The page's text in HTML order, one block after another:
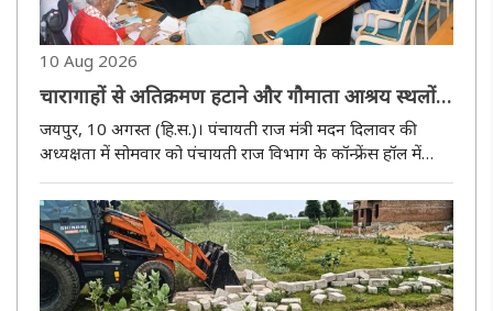
10 Aug 2026
चारागाहों से अतिक्रमण हटाने और गौमाता आश्रय स्थलों
के कार्य पूर्ण करने के निर्देश
जयपुर, 10 अगस्त (हि.स.)। पंचायती राज मंत्री मदन दिलावर की
अध्यक्षता में सोमवार को पंचायती राज विभाग के कॉन्फ्रेंस हॉल में
आयोजित हुई। बैठक में पंचायती राज राज्य मंत्री ओटाराम देवासी ..